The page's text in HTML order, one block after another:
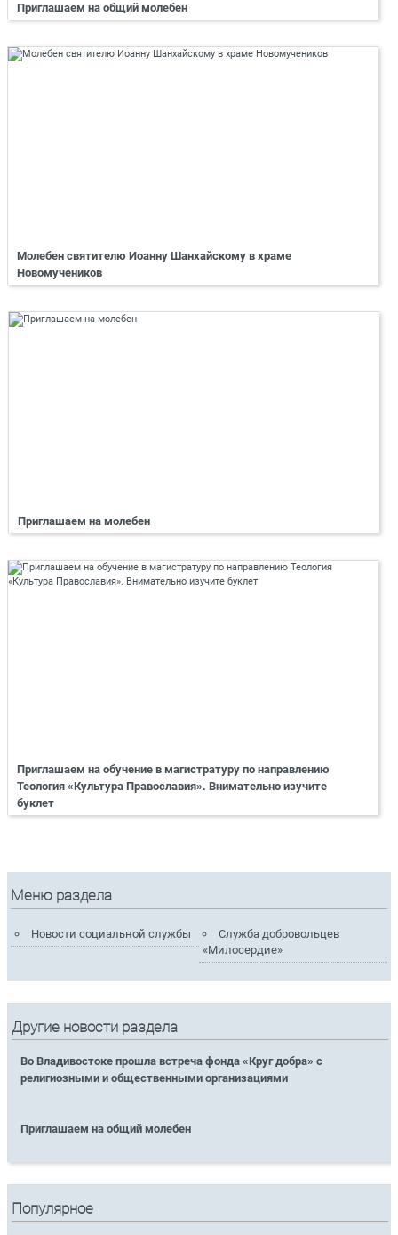
Приглашаем на общий молебен
Молебен святителю Иоанну Шанхайскому в храме
Новомучеников
Приглашаем на молебен
Приглашаем на обучение в магистратуру по направлению
Теология «Культура Православия». Внимательно изучите
буклет
Меню раздела
Новости социальной службы
Служба добровольцев
«Милосердие»
Другие новости раздела
Во Владивостоке прошла встреча фонда «Круг добра» с
религиозными и общественными организациями
Приглашаем на общий молебен
Популярное